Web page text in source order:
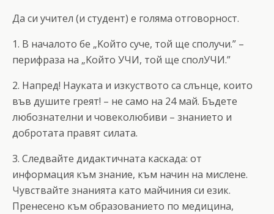
Да си учител (и студент) е голяма отговорност.
1. В началото бе „Kойто суче, той ще сполучи.” –
перифраза на „Koйто УЧИ, той ще сполУЧИ.”
2. Напред! Науката и изкуството са слънце, които
във душите греят! – не само на 24 май. Бъдете
любознателни и човеколюбиви – знанието и
добротата правят силата.
3. Следвайте дидактичната каскада: от
информация към знание, към начин на мислене.
Чувствайте знанията като майчиния си език.
Пренесено към образованието по медицина,